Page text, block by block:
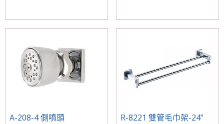
A-208-4 側噴頭 R-8221 雙管毛巾架-24”